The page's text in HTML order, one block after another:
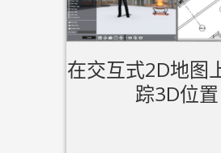
在交互式2D地图
踪3D位置